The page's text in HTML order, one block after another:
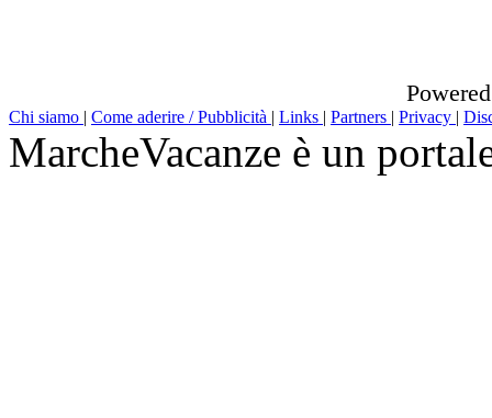
Chi siamo | Come aderire / Pubblicità | Links | Partners | Privacy |
MarcheVacanze è un